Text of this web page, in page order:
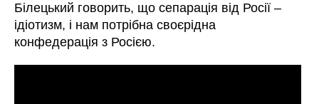
Білецький говорить, що сепарація від Росії –
ідіотизм, і нам потрібна своєрідна
конфедерація з Росією.